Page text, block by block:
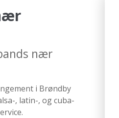
nær
i Brøndby
, latin-, og cuba-